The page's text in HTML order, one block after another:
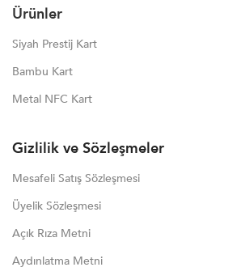
Ürünler
Siyah Prestij Kart
Bambu Kart
Metal NFC Kart
Gizlilik ve Sözleşmeler
Mesafeli Satış Sözleşmesi
Üyelik Sözleşmesi
Açık Rıza Metni
Aydınlatma Metni